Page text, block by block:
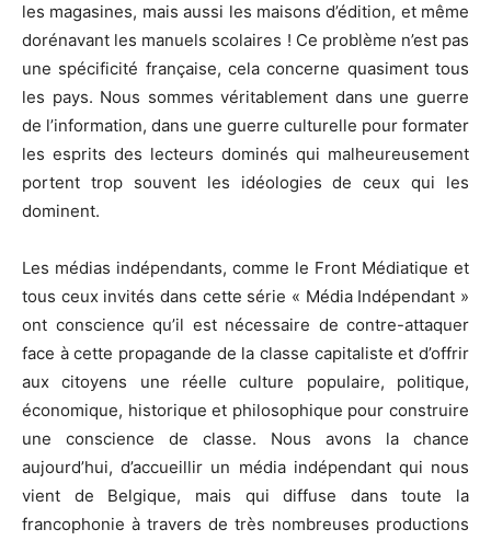
les magasines, mais aussi les maisons d’édition, et même
dorénavant les manuels scolaires ! Ce problème n’est pas
une spécificité française, cela concerne quasiment tous
les pays. Nous sommes véritablement dans une guerre
de l’information, dans une guerre culturelle pour formater
les esprits des lecteurs dominés qui malheureusement
portent trop souvent les idéologies de ceux qui les
dominent.
Les médias indépendants, comme le Front Médiatique et
tous ceux invités dans cette série « Média Indépendant »
ont conscience qu’il est nécessaire de contre-attaquer
face à cette propagande de la classe capitaliste et d’offrir
aux citoyens une réelle culture populaire, politique,
économique, historique et philosophique pour construire
une conscience de classe. Nous avons la chance
aujourd’hui, d’accueillir un média indépendant qui nous
vient de Belgique, mais qui diffuse dans toute la
francophonie à travers de très nombreuses productions